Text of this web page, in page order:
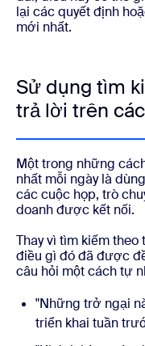
lại các quyết định
mới nhất.
Sử dụng tìm
trả lời trên
Một trong những
nhất mỗi ngày là
các cuộc họp, trò
doanh được kết nối.
Thay vì tìm kiếm
điều gì đó đã được
câu hỏi một cách tự
"Những trở ngại
triển khai tuần